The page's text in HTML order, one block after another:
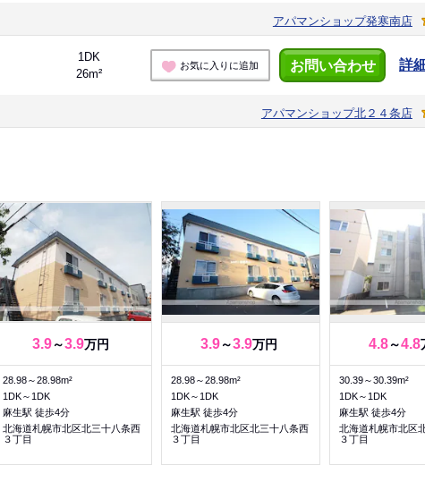
アパマンショップ発寒南店
1DK
26m²
お気に入りに追加 お問い合わせ 詳
アパマンショップ北２４条店
3.9～3.9万円
28.98～28.98m²
1DK～1DK
麻生駅 徒歩4分
北海道札幌市北区北三十八条西
３丁目
3.9～3.9万円
28.98～28.98m²
1DK～1DK
麻生駅 徒歩4分
北海道札幌市北区北三十八条西
３丁目
4.8～4.8
30.39～30.39m²
1DK～1DK
麻生駅 徒歩4分
北海道札幌市北区
３丁目